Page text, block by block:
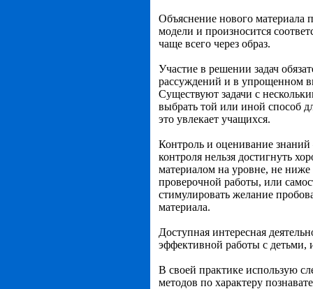
Объяснение нового материала
модели и произносится
чаще всего через образ.
Участие в решении задач
рассуждений и в упрощенном
Существуют задачи с
выбрать той или иной способ
это увлекает учащихся.
Контроль и оценивание
контроля нельзя достигнуть
материалом на уровне, не ниже
проверочной работы, или
стимулировать желание
материала.
Доступная интересная
эффективной работы с
В своей практике использую
методов по характеру